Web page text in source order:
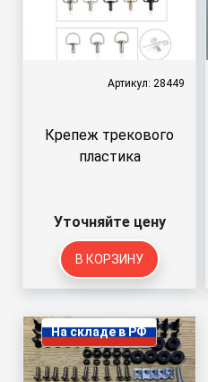
Артикул: 28449
Крепеж трекового
пластика
Уточняйте цену
В КОРЗИНУ
На складе в РФ